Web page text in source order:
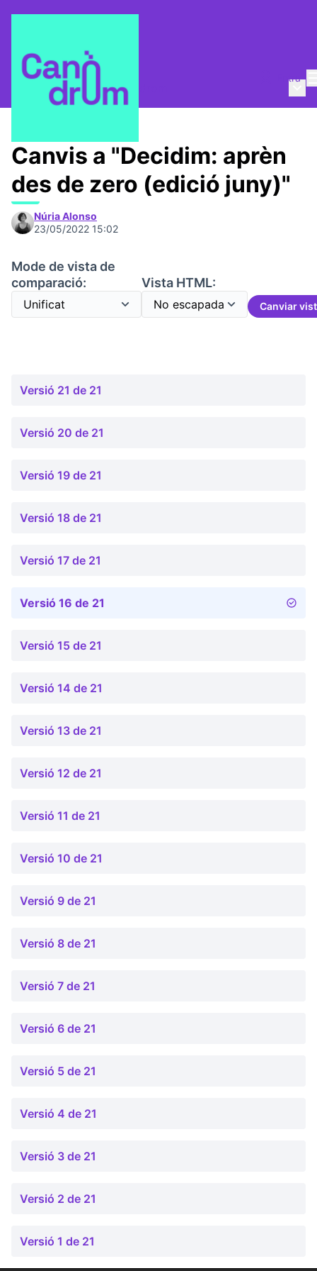
Entra
Qui som? Escola Canòdrom
Canvis a "Decidim: aprèn
des de zero (edició juny)"
Núria Alonso
23/05/2022 15:02
Mode de vista de
comparació:
Vista HTML:
Canviar
Versió 21 de 21
Versió 20 de 21
Versió 19 de 21
Versió 18 de 21
Versió 17 de 21
Versió 16 de 21
Versió 15 de 21
Versió 14 de 21
Versió 13 de 21
Versió 12 de 21
Versió 11 de 21
Versió 10 de 21
Versió 9 de 21
Versió 8 de 21
Versió 7 de 21
Versió 6 de 21
Versió 5 de 21
Versió 4 de 21
Versió 3 de 21
Versió 2 de 21
Versió 1 de 21